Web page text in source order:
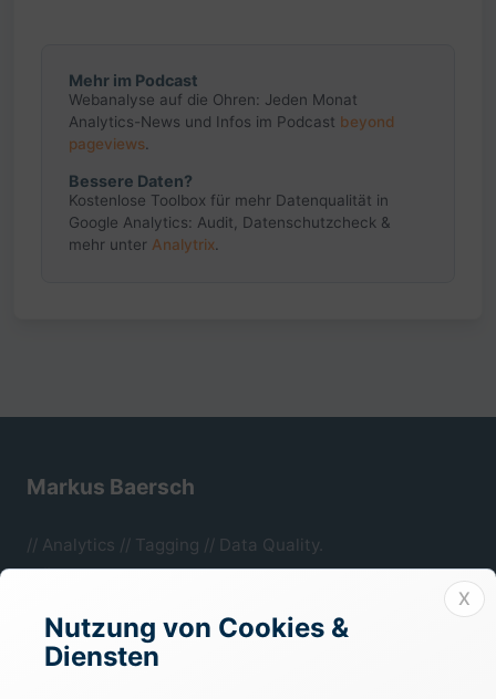
Mehr im Podcast
Webanalyse auf die Ohren: Jeden Monat
Analytics-News und Infos im Podcast beyond
pageviews
Bessere Daten?
Kostenlose Toolbox für mehr Datenqualität in
Google Analytics: Audit, Datenschutzcheck &
mehr unter Analytrix
Markus Baersch
// Analytics // Tagging // Data Quality.
Mönchengladbach, NRW.
Rechtliches
X
Nutzung von Cookies &
Diensten